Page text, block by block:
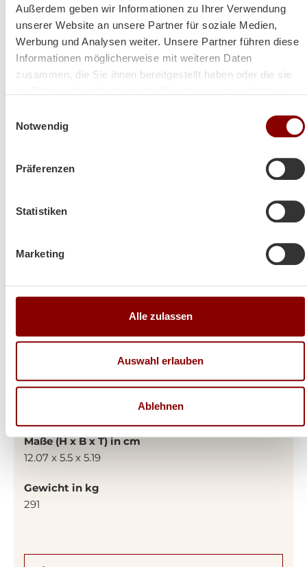
Außerdem geben wir Informationen zu Ihrer Verwendung
unserer Website an unsere Partner für soziale Medien,
Werbung und Analysen weiter. Unsere Partner führen diese
Informationen möglicherweise mit weiteren Daten
zusammen, die Sie ihnen bereitgestellt haben oder die sie
Notwendig
Präferenzen
Statistiken
Marketing
Alle zulassen
Auswahl erlauben
Ablehnen
Kaminöfen Austroflamm Elisabeth SPM
Gesamtleistung in KW
Energieeffizienzklasse
Maße (H x B x T) in cm
12.07 x 5.5 x 5.19
Gewicht in kg
291